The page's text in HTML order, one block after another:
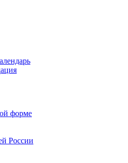
форме
России